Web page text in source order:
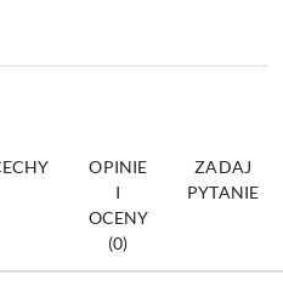
OPINIE
I
OCENY
(0)
ZADAJ
PYTANIE